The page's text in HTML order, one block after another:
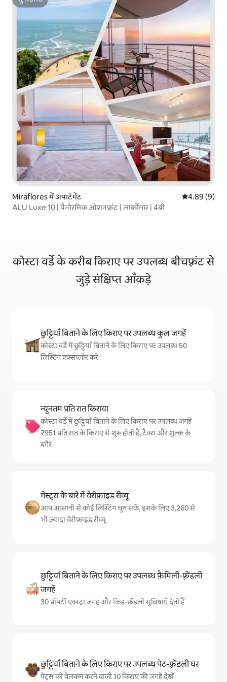
सुपरहोस्ट
Miraflores में अपार्टमेंट औसत रेटिंग 5 में
4.89 (9)
ALU Luxe 10 | पैनोरमिक ओशनफ़्रंट | लार्कोमार | 4बी
कोस्टा वर्डे के करीब किराए पर उपलब्ध बीचफ़्रंट से
जुड़े संक्षिप्त आँकड़े
छुट्टियाँ बिताने के लिए किराए पर उपलब्ध कुल जगहें
कोस्टा वर्डे में छुट्टियाँ बिताने के लिए किराए पर उपलब्ध 50
लिस्टिंग एक्सप्लोर करें
न्यूनतम प्रति रात किराया
कोस्टा वर्डे में छुट्टियाँ बिताने के लिए किराए पर उपलब्ध जगहें
₹951 प्रति रात के किराए से शुरू होती हैं, टैक्स और शुल्क के
बगैर
गेस्ट्स के बारे में वेरीफ़ाइड रीव्यू
आप आसानी से कोई लिस्टिंग चुन सकें, इसके लिए 3,260 से
भी ज़्यादा वेरीफ़ाइड रीव्यू
छुट्टियाँ बिताने के लिए किराए पर उपलब्ध फ़ैमिली-फ़्रेंडली
जगहें
30 प्रॉपर्टी एक्स्ट्रा जगह और किड-फ़्रेंडली सुविधाएँ देती हैं
छुट्टियाँ बिताने के लिए किराए पर उपलब्ध पेट-फ़्रेंडली घर
पेट्स को वेलकम करने वाली 10 किराए की जगहें देखें